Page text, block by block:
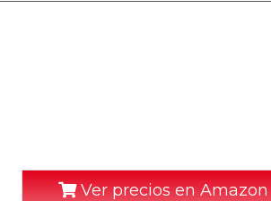
Ver precios en Amazon